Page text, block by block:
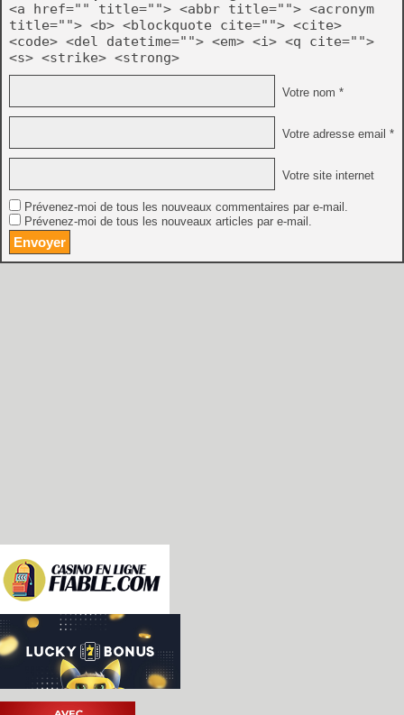
<a href="" title=""> <abbr title=""> <acronym
title=""> <b> <blockquote cite=""> <cite>
<code> <del datetime=""> <em> <i> <q cite="">
<s> <strike> <strong>
Votre nom *
Votre adresse email *
Votre site internet
Prévenez-moi de tous les nouveaux commentaires par e-mail.
Prévenez-moi de tous les nouveaux articles par e-mail.